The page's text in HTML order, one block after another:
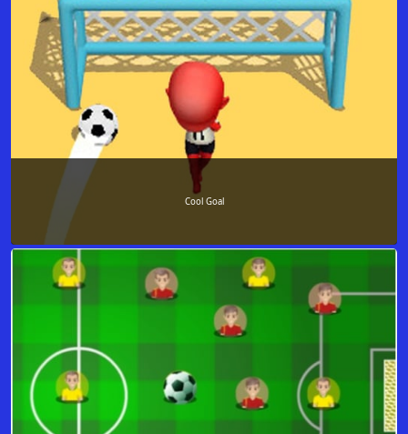
Cool Goal